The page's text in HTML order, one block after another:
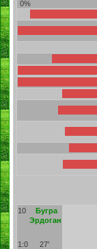
0%
10
Бугра
Эрдоган
1:0
27'